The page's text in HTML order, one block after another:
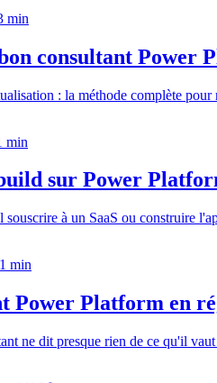
min
consultant Power
: la méthode complète
min
sur Power
à un SaaS ou construire
1 min
Power Platform en
ne dit presque rien de ce qu'il